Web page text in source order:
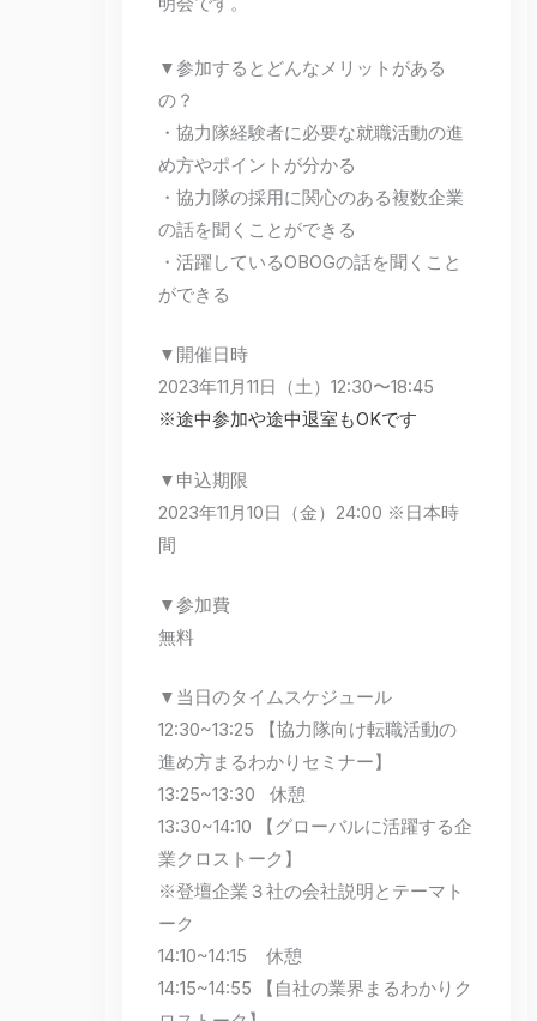
▼参加するとどんなメリットがある
の？
・協力隊経験者に必要な就職活動の進
め方やポイントが分かる
・協力隊の採用に関心のある複数企業
の話を聞くことができる
・活躍しているOBOGの話を聞くこと
ができる
▼開催日時
2023年11月11日（土）12:30〜18:45
※途中参加や途中退室もOKです
▼申込期限
2023年11月10日（金）24:00 ※日本時
間
▼参加費
無料
▼当日のタイムスケジュール
12:30~13:25 【協力隊向け転職活動の
進め方まるわかりセミナー】
13:25~13:30 休憩
13:30~14:10 【グローバルに活躍する企
業クロストーク】
※登壇企業３社の会社説明とテーマト
ーク
14:10~14:15 休憩
14:15~14:55 【自社の業界まるわかりク